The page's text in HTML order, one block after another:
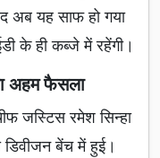
अब यह साफ हो गया
के ही कब्जे में रहेंगी।
अहम फैसला
जस्टिस रमेश सिन्हा
बेंच में हुई।